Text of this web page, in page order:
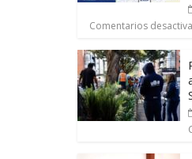
Comentarios